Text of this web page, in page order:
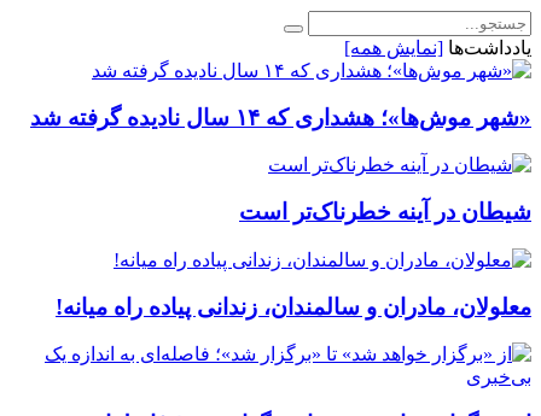
یادداشت‌ها [نمایش همه]
«شهر موش‌ها»؛ هشداری که ۱۴ سال نادیده گرفته شد
شیطان در آینه خطرناک‌تر است
معلولان، مادران و سالمندان، زندانی پیاده راه میانه!